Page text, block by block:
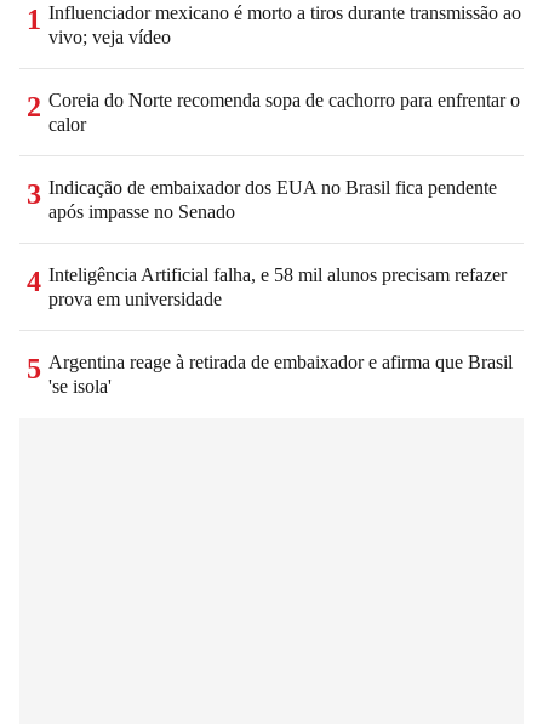
1 Influenciador mexicano é morto a tiros durante transmissão ao
vivo; veja vídeo
2 Coreia do Norte recomenda sopa de cachorro para enfrentar o
calor
3 Indicação de embaixador dos EUA no Brasil fica pendente
após impasse no Senado
4 Inteligência Artificial falha, e 58 mil alunos precisam refazer
prova em universidade
5 Argentina reage à retirada de embaixador e afirma que Brasil
'se isola'